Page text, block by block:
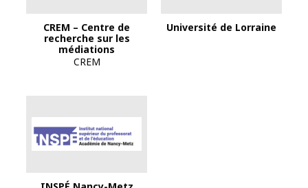
CREM – Centre de
recherche sur les
médiations
CREM
Université de Lorraine